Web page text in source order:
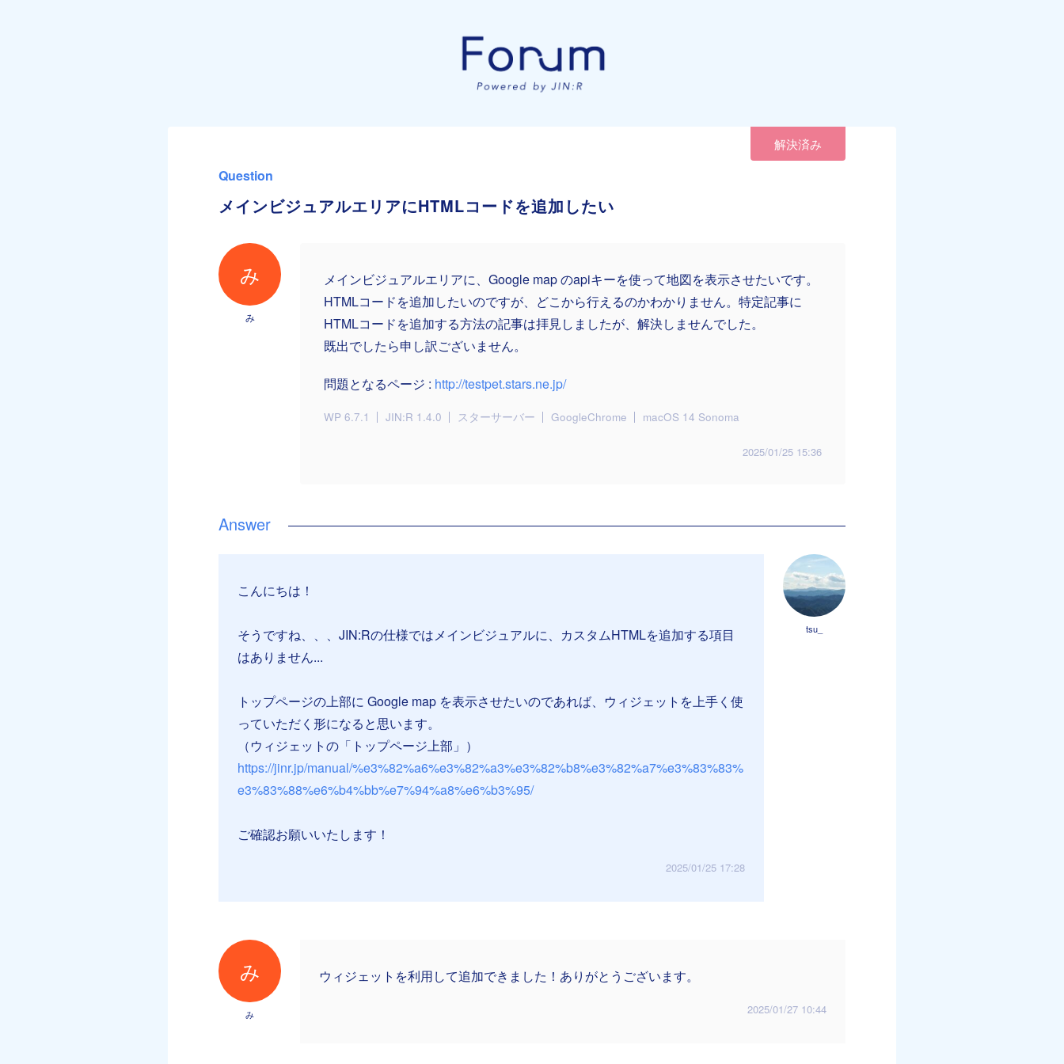
解決済み
Question
メインビジュアルエリアにHTMLコードを追加したい
み
み
メインビジュアルエリアに、Google map のapiキーを使って地図を表示させたいです。
HTMLコードを追加したいのですが、どこから行えるのかわかりません。特定記事に
HTMLコードを追加する方法の記事は拝見しましたが、解決しませんでした。
既出でしたら申し訳ございません。
問題となるページ : http://testpet.stars.ne.jp/
WP 6.7.1 JIN:R 1.4.0 スターサーバー GoogleChrome macOS 14 Sonoma
2025/01/25 15:36
tsu_
こんにちは！
そうですね、、、JIN:Rの仕様ではメインビジュアルに、カスタムHTMLを追加する項目
はありません...
トップページの上部に Google map を表示させたいのであれば、ウィジェットを上手く使
っていただく形になると思います。
（ウィジェットの「トップページ上部」）
https://jinr.jp/manual/%e3%82%a6%e3%82%a3%e3%82%b8%e3%82%a7%e3%83%83%
e3%83%88%e6%b4%bb%e7%94%a8%e6%b3%95/
ご確認お願いいたします！
2025/01/25 17:28
み
み
ウィジェットを利用して追加できました！ありがとうございます。
2025/01/27 10:44